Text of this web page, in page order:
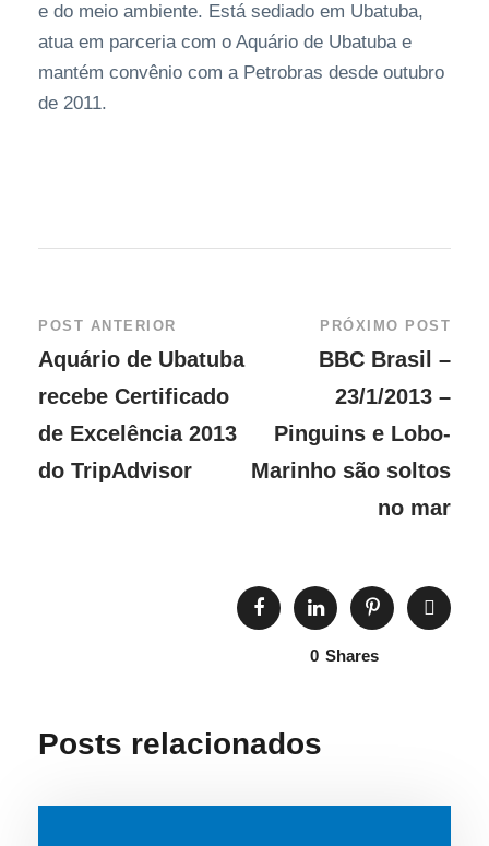
e do meio ambiente. Está sediado em Ubatuba,
atua em parceria com o Aquário de Ubatuba e
mantém convênio com a Petrobras desde outubro
de 2011.
POST ANTERIOR
Aquário de Ubatuba
recebe Certificado
de Excelência 2013
do TripAdvisor
PRÓXIMO POST
BBC Brasil –
23/1/2013 –
Pinguins e Lobo-
Marinho são soltos
no mar
0 Shares
Posts relacionados